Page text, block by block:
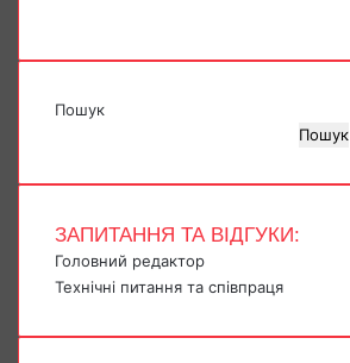
Пошук
Пошук
ЗАПИТАННЯ ТА ВІДГУКИ:
Головний редактор
Технічні питання та співпраця